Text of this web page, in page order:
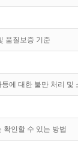
품질보증 기준
에 대한 불만 처리
확인할 수 있는 방법